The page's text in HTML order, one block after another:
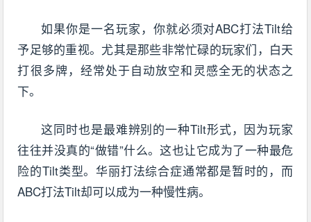
如果你是一名玩家，你就必须对ABC打法Tilt给
予足够的重视。尤其是那些非常忙碌的玩家们，白天
打很多牌，经常处于自动放空和灵感全无的状态之
下。
这同时也是最难辨别的一种Tilt形式，因为玩家
往往并没真的“做错”什么。这也让它成为了一种最危
险的Tilt类型。华丽打法综合症通常都是暂时的，而
ABC打法Tilt却可以成为一种慢性病。